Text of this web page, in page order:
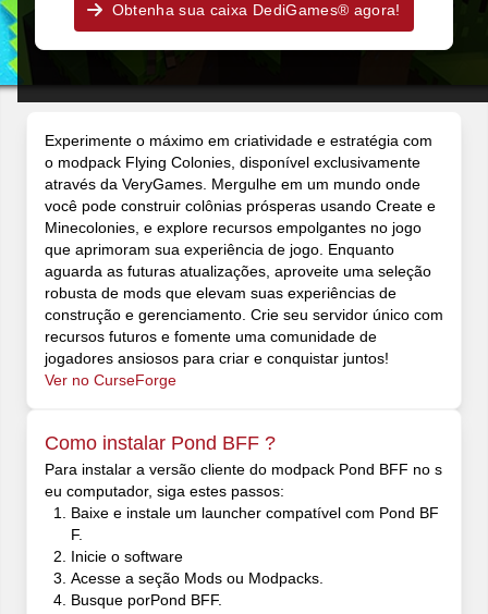
Obtenha sua caixa DediGames® agora!
Experimente o máximo em criatividade e estratégia com
o modpack Flying Colonies, disponível exclusivamente
através da VeryGames. Mergulhe em um mundo onde
você pode construir colônias prósperas usando Create e
Minecolonies, e explore recursos empolgantes no jogo
que aprimoram sua experiência de jogo. Enquanto
aguarda as futuras atualizações, aproveite uma seleção
robusta de mods que elevam suas experiências de
construção e gerenciamento. Crie seu servidor único com
recursos futuros e fomente uma comunidade de
jogadores ansiosos para criar e conquistar juntos!
Ver no CurseForge
Como instalar Pond BFF ?
Para instalar a versão cliente do modpack Pond BFF no s
eu computador, siga estes passos:
Baixe e instale um launcher compatível com Pond BF
F.
Inicie o software
Acesse a seção Mods ou Modpacks.
Busque porPond BFF.